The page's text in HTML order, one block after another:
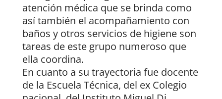
atención médica que se brinda como
así también el acompañamiento con
baños y otros servicios de higiene son
tareas de este grupo numeroso que
ella coordina.
En cuanto a su trayectoria fue docente
de la Escuela Técnica, del ex Colegio